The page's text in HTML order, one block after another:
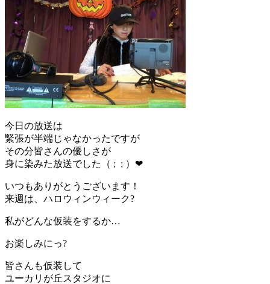
今日の放送は
緊張が半端じゃなかったですが
その分皆さんの優しさが
身に染みた放送でした（ ; ; ）❤
いつもありがとうございます！
来週は、ハロウィンウィーク?
私がどんな仮装をするか…
お楽しみにっ?
皆さんも仮装して
ユーカリが丘スタジオに